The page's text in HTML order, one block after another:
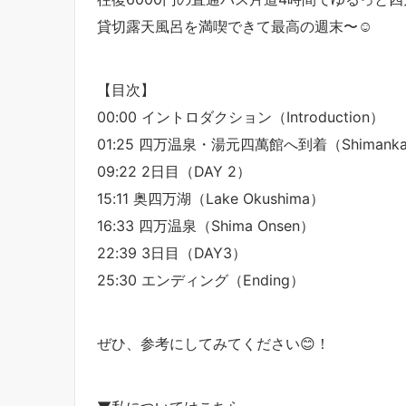
貸切露天風呂を満喫できて最高の週末〜☺️
【目次】
00:00 イントロダクション（Introduction）
01:25 四万温泉・湯元四萬館へ到着（
09:22 2日目（DAY 2）
15:11 奥四万湖（Lake Okushima）
16:33 四万温泉（Shima Onsen）
22:39 3日目（DAY3）
25:30 エンディング（Ending）
ぜひ、参考にしてみてください😊！